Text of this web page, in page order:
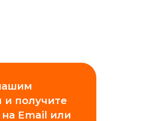
и получите
Email или